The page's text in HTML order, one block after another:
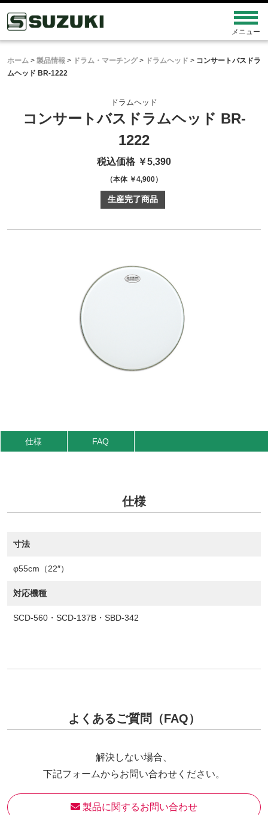
ホーム > 製品情報 > ドラム・マーチング> ドラムヘッド > コンサートバスドラ
ムヘッド BR-1222
ドラムヘッド
コンサートバスドラムヘッド BR-
1222
税込価格 ￥5,390
（本体 ￥4,900）
生産完了商品
仕様 FAQ
仕様
寸法
φ55cm（22″）
対応機種
SCD-560・SCD-137B・SBD-342
よくあるご質問（FAQ）
解決しない場合、
下記フォームからお問い合わせください。
製品に関するお問い合わせ